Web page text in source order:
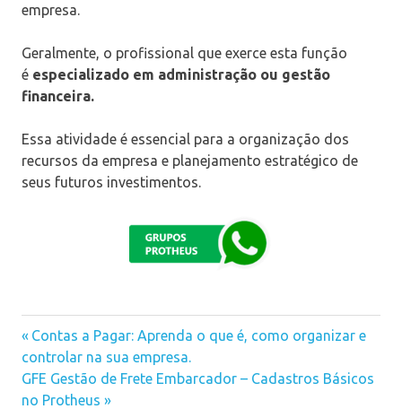
empresa.
Geralmente, o profissional que exerce esta função
é especializado em administração ou gestão
financeira.
Essa atividade é essencial para a organização dos
recursos da empresa e planejamento estratégico de
seus futuros investimentos.
Navegação
de
Previous
Post:
Contas a Pagar: Aprenda o que é, como organizar e
controlar na sua empresa.
Next
Post:
GFE Gestão de Frete Embarcador – Cadastros Básicos
no Protheus